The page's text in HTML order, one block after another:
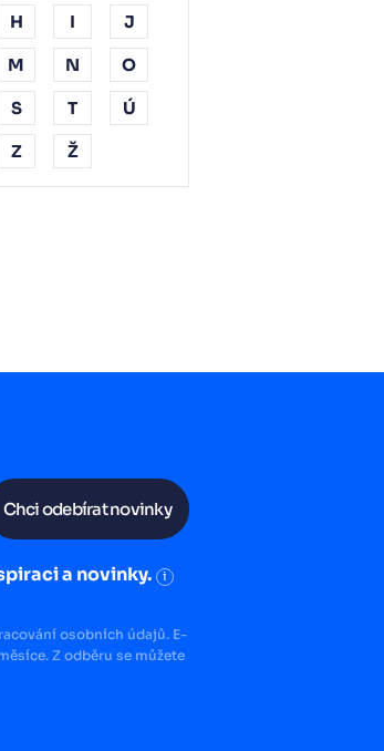
H I J
M N O
S T Ú
Z Ž
Chci odebírat novinky
a novinky. i
osobních údajů. E-
Z odběru se můžete